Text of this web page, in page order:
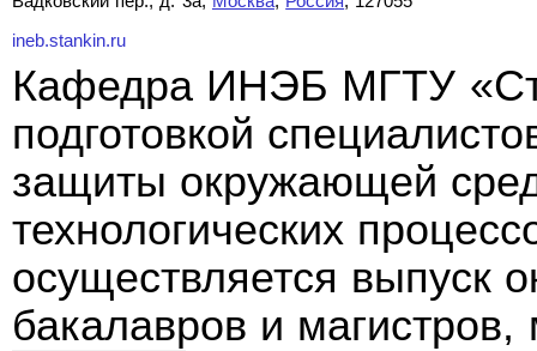
ineb.stankin.ru
Кафедра ИНЭБ МГТУ
подготовкой
защиты окружающей
технологических
осуществляется выпуск
бакалавров и магистров,